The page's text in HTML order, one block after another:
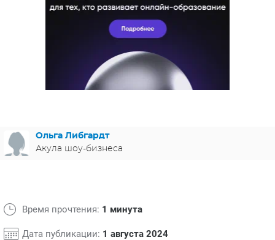
СВЕТСКИЕ НОВОСТИ
Ольга Либгардт
Акула шоу-бизнеса
Время прочтения: 1 минута
Дата публикации: 1 августа 2024